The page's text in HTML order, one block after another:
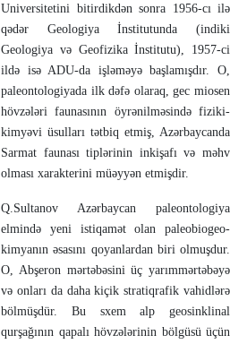
Universitetini bitirdikdən sonra 1956-cı ilə
qədər Geologiya İnsti­tutunda (indiki
Geologiya və Geo­fizika İnstitutu), 1957-ci
ildə isə ADU-da işlə­mə­yə baş­lamışdır. O,
paleontologiyada ilk dəfə olaraq, gec miosen
hövzələri fauna­sının öyrənilməsində fiziki-
kimyəvi üsul­ları tətbiq etmiş, Azərbaycanda
Sar­mat faunası tiplərinin inkişafı və məhv
olması xa­rak­terini müəyyən etmişdir.
Q.Sultanov Azərbaycan paleontologiya
elmində yeni istiqamət olan paleo­bio­geo­
kimyanın əsasını qoyanlardan biri olmuşdur.
O, Abşeron mərtə­bəsini üç yarımmərtəbəyə
və onları da daha kiçik stratiqrafik vahidlərə
bölmüşdür. Bu sxe­m alp geosinklinal
qurşağının qapalı hövzələrinin böl­güsü üçün